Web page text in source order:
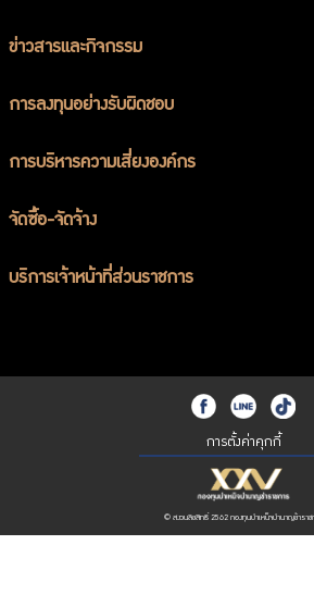
ข่าวสารและกิจกรรม
การลงทุนอย่างรับผิดชอบ
การบริหารความเสี่ยงองค์กร
จัดซื้อ-จัดจ้าง
บริการเจ้าหน้าที่ส่วนราชการ
การตั้งค่าคุกกี้
© สงวนลิขสิทธิ์ 2562 กองทุนบำเหน็จบำนาญข้าราช